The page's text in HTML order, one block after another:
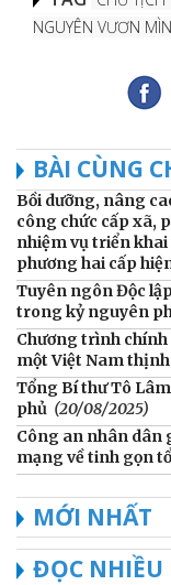
NGUYÊN VƯƠN
BÀI CÙNG
Bồi dưỡng, nâng
công chức cấp xã,
nhiệm vụ triển
phương hai cấp
Tuyên ngôn Độc
trong kỷ nguyên
Chương trình chính
một Việt Nam
Tổng Bí thư Tô
phủ (20/08/2025)
Công an nhân dân
mạng về tinh gọn
MỚI NHẤT
ĐỌC NHIỀU